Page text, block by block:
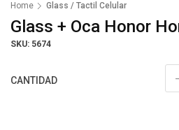
Home Glass / Tactil Celular
Glass + Oca Honor
SKU: 5674
CANTIDAD -